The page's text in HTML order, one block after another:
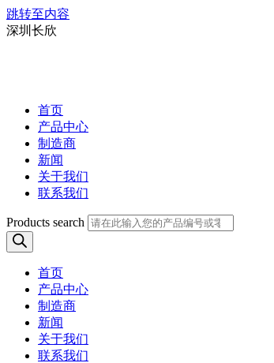
跳转至内容
深圳长欣
首页
产品中心
制造商
新闻
关于我们
联系我们
Products search
首页
产品中心
制造商
新闻
关于我们
联系我们